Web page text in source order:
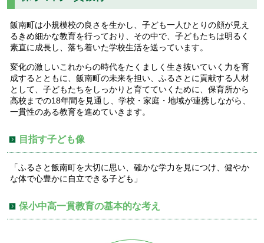
飯南町は小規模校の良さを生かし、子ども一人ひとりの顔が見え
るきめ細かな教育を行っており、その中で、子どもたちは明るく
素直に成長し、落ち着いた学校生活を送っています。
変化の激しいこれからの時代をたくましく生き抜いていく力を育
成するとともに、飯南町の未来を担い、ふるさとに貢献する人材
として、子どもたちをしっかりと育てていくために、保育所から
高校までの18年間を見通し、学校・家庭・地域が連携しながら、
一貫性のある教育を進めていきます。
目指す子ども像
「ふるさと飯南町を大切に思い、確かな学力を見につけ、健やか
な体で心豊かに自立できる子ども」
保小中高一貫教育の基本的な考え